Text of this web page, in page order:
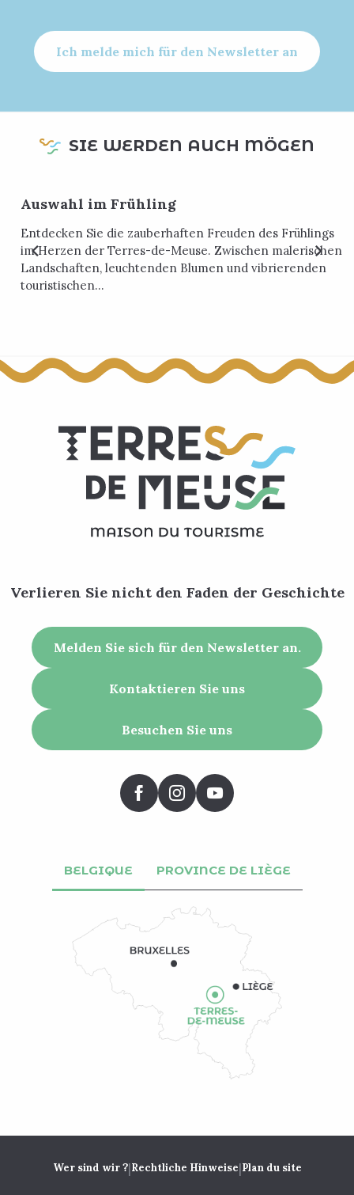
Ich melde mich für den Newsletter an
SIE WERDEN AUCH MÖGEN
Auswahl im Frühling
Entdecken Sie die zauberhaften Freuden des Frühlings
im Herzen der Terres-de-Meuse. Zwischen malerischen
Landschaften, leuchtenden Blumen und vibrierenden
touristischen...
Verlieren Sie nicht den Faden der Geschichte
Melden Sie sich für den Newsletter an.
Kontaktieren Sie uns
Besuchen Sie uns
BELGIQUE PROVINCE DE LIÈGE
Wer sind wir ?|Rechtliche Hinweise|Plan du site